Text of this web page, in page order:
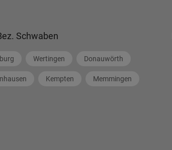
Schwaben
Wertingen Donauwörth
Kempten Memmingen